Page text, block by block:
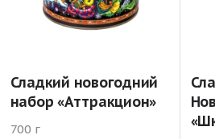
Сладкий новогодний
набор «Аттракцион»
700 г